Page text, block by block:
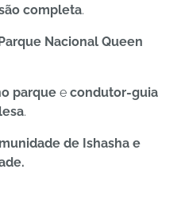
completa.
Nacional Queen
parque e condutor-guia
.
de Ishasha e